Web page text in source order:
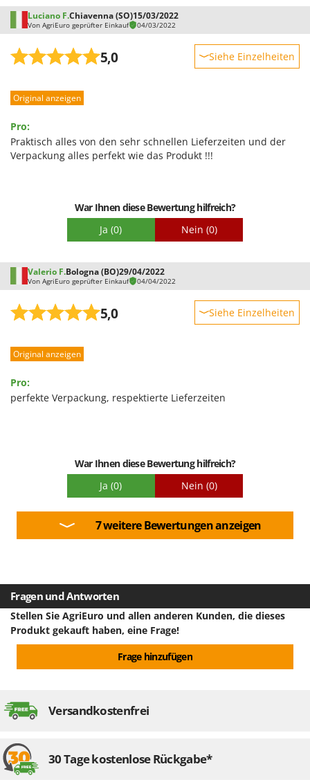
Luciano F.Chiavenna (SO)15/03/2022
Von AgriEuro geprüfter Einkauf 04/03/2022
5,0 Siehe Einzelheiten
Leistung
Qualität / Preis
Schwierigkeitsgrad Zusammenbau
Original anzeigen
Pro:
Praktisch alles von den sehr schnellen Lieferzeiten und der
Verpackung alles perfekt wie das Produkt !!!
War Ihnen diese Bewertung hilfreich?
Ja (0) Nein (0)
Valerio F.Bologna (BO)29/04/2022
Von AgriEuro geprüfter Einkauf 04/04/2022
5,0 Siehe Einzelheiten
Leistung
Qualität / Preis
Original anzeigen
Pro:
perfekte Verpackung, respektierte Lieferzeiten
War Ihnen diese Bewertung hilfreich?
Ja (0) Nein (0)
7 weitere Bewertungen anzeigen
Fragen und Antworten
Stellen Sie AgriEuro und allen anderen Kunden, die dieses
Produkt gekauft haben, eine Frage!
Frage hinzufügen
Versandkostenfrei
30 Tage kostenlose Rückgabe*